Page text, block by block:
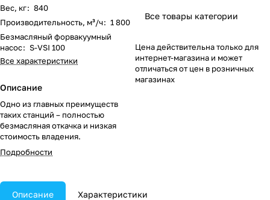
Вес, кг: 840
Производительность, м³/ч: 1 800
Безмасляный форвакуумный
насос: S-VSI 100
Все характеристики
Описание
Одно из главных преимуществ
таких станций – полностью
безмасляная откачка и низкая
стоимость владения.
Подробности
Все товары категории
Цена действительна только для
интернет-магазина и может
отличаться от цен в розничных
магазинах
Описание Характеристики